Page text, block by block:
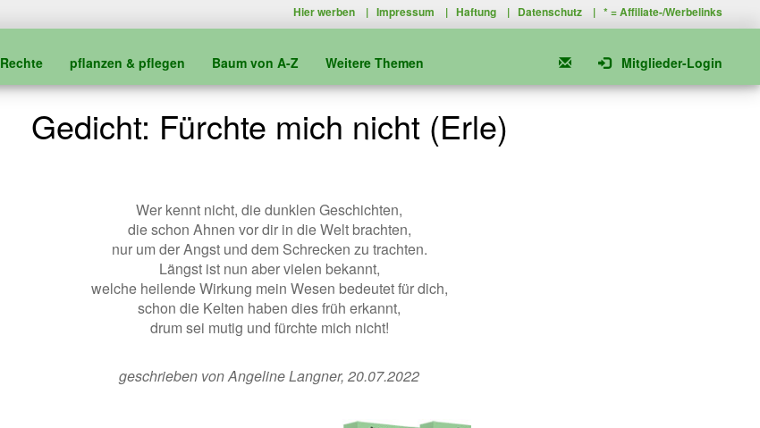
Hier werben |Impressum |Haftung | Datenschutz | * =Affiliate-/Werbelinks
Rechte pflanzen & pflegen Baum von A-Z Weitere Themen Mitglieder-Login
Gedicht: Fürchte mich nicht (Erle)
Wer kennt nicht, die dunklen Geschichten,
die schon Ahnen vor dir in die Welt brachten,
nur um der Angst und dem Schrecken zu trachten.
Längst ist nun aber vielen bekannt,
welche heilende Wirkung mein Wesen bedeutet für dich,
schon die Kelten haben dies früh erkannt,
drum sei mutig und fürchte mich nicht!
geschrieben von Angeline Langner, 20.07.2022